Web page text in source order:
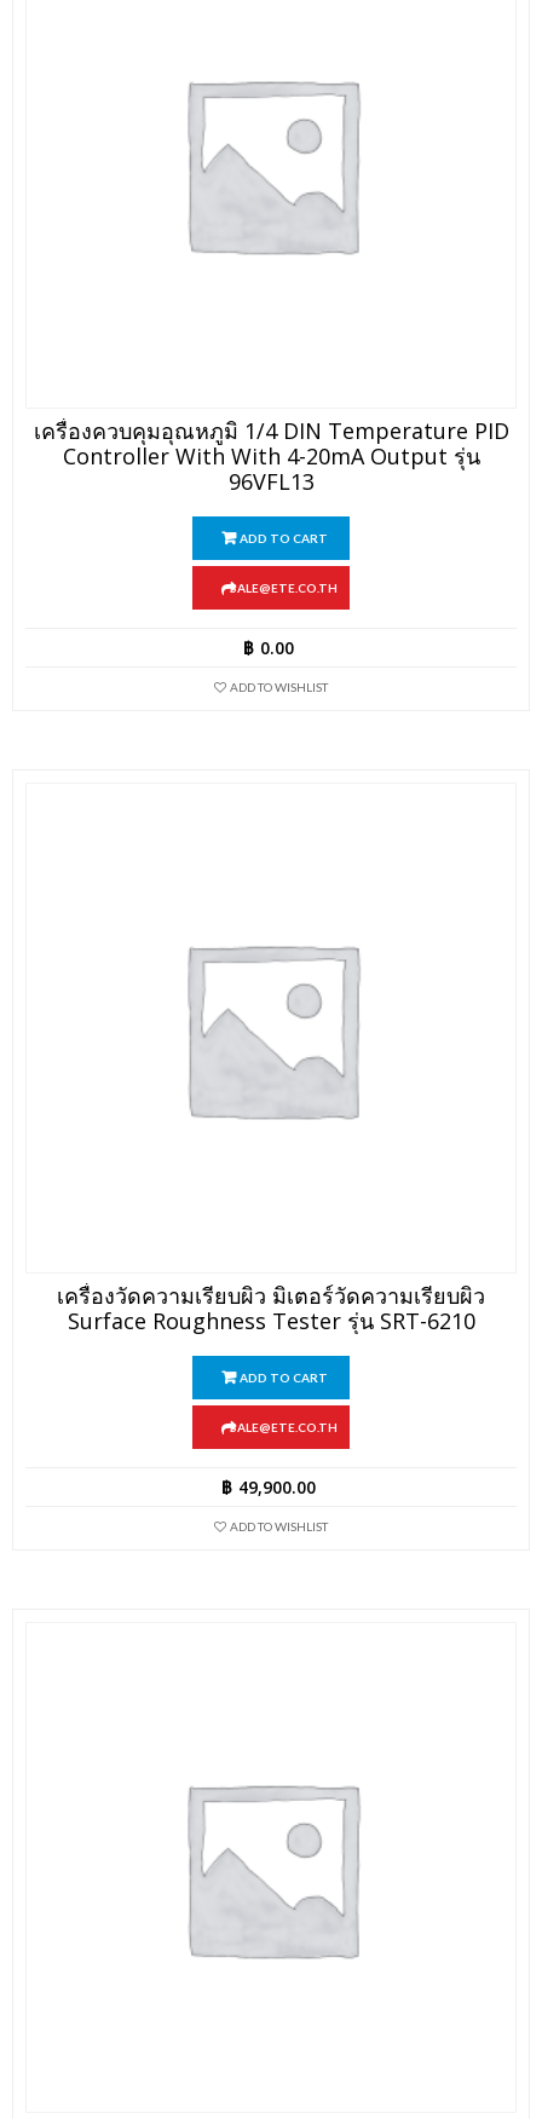
เครื่องควบคุมอุณหภูมิ 1/4 DIN Temperature PID
Controller With With 4-20mA Output รุ่น
96VFL13
ADD TO CART
SALE@ETE.CO.TH
฿ 0.00
ADD TO WISHLIST
เครื่องวัดความเรียบผิว มิเตอร์วัดความเรียบผิว
Surface Roughness Tester รุ่น SRT-6210
ADD TO CART
SALE@ETE.CO.TH
฿ 49,900.00
ADD TO WISHLIST